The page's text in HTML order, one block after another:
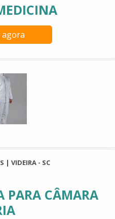
| VIDEIRA - SC
PARA CÂMARA